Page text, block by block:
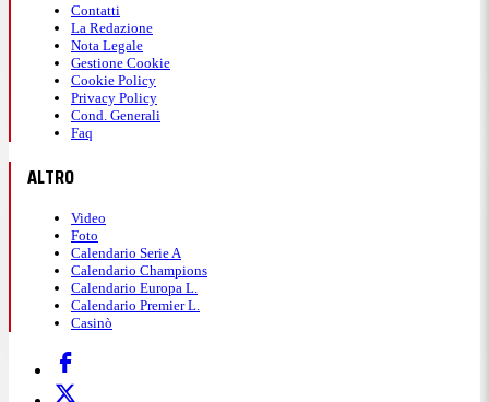
Contatti
La Redazione
Nota Legale
Gestione Cookie
Cookie Policy
Privacy Policy
Cond. Generali
Faq
ALTRO
Video
Foto
Calendario Serie A
Calendario Champions
Calendario Europa L.
Calendario Premier L.
Casinò